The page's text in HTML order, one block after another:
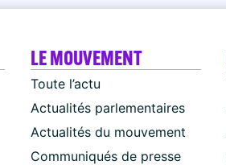
LE MOUVEMENT
Toute l’actu
Actualités parlementaires
Actualités du mouvement
Communiqués de presse